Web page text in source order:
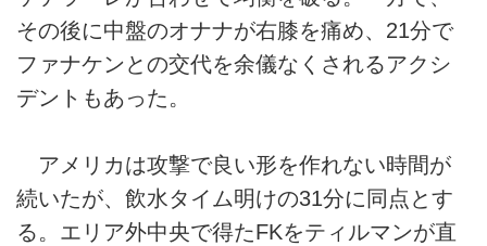
その後に中盤のオナナが右膝を痛め、21分で
ファナケンとの交代を余儀なくされるアクシ
デントもあった。
アメリカは攻撃で良い形を作れない時間が
続いたが、飲水タイム明けの31分に同点とす
る。エリア外中央で得たFKをティルマンが直